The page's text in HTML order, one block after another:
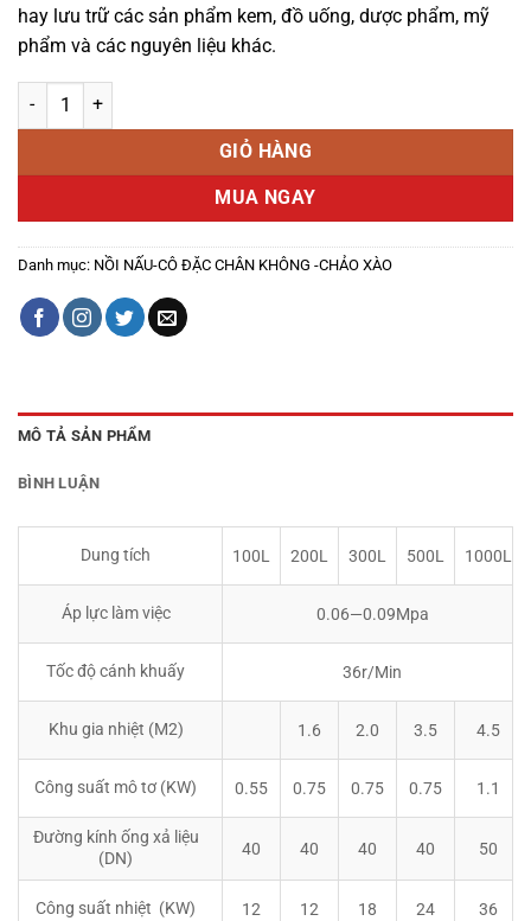
hay lưu trữ các sản phẩm kem, đồ uống, dược phẩm, mỹ
phẩm và các nguyên liệu khác.
Nồi nóng lạnh hình trụ có cánh khuấy số lượng
GIỎ HÀNG
MUA NGAY
Danh mục: NỒI NẤU-CÔ ĐẶC CHÂN KHÔNG -CHẢO XÀO
MÔ TẢ SẢN PHẨM
BÌNH LUẬN
Dung tích 100L 200L 300L 500L 1000L
Áp lực làm việc 0.06—0.09Mpa
Tốc độ cánh khuấy 36r/Min
Khu gia nhiệt (M2) 1.6 2.0 3.5 4.5
Công suất mô tơ (KW) 0.55 0.75 0.75 0.75 1.1
Đường kính ống xả liệu
(DN)
40 40 40 40 50
Công suất nhiệt (KW) 12 12 18 24 36